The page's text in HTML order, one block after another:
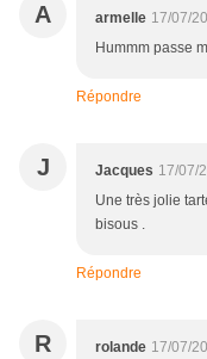
A armelle 17/07/
Hummm passe
Répondre
J Jacques 17/07/
Une très jolie
bisous .
Répondre
R rolande 17/07/